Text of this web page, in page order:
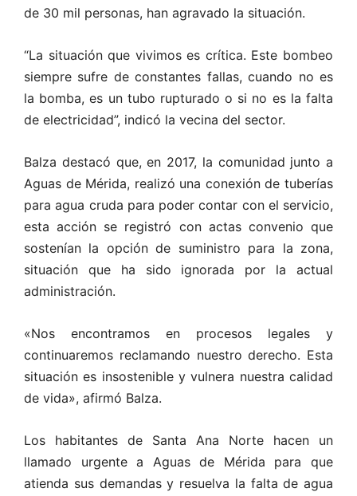
de 30 mil personas, han agravado la situación.
“La situación que vivimos es crítica. Este bombeo
siempre sufre de constantes fallas, cuando no es
la bomba, es un tubo rupturado o si no es la falta
de electricidad”, indicó la vecina del sector.
Balza destacó que, en 2017, la comunidad junto a
Aguas de Mérida, realizó una conexión de tuberías
para agua cruda para poder contar con el servicio,
esta acción se registró con actas convenio que
sostenían la opción de suministro para la zona,
situación que ha sido ignorada por la actual
administración.
«Nos encontramos en procesos legales y
continuaremos reclamando nuestro derecho. Esta
situación es insostenible y vulnera nuestra calidad
de vida», afirmó Balza.
Los habitantes de Santa Ana Norte hacen un
llamado urgente a Aguas de Mérida para que
atienda sus demandas y resuelva la falta de agua